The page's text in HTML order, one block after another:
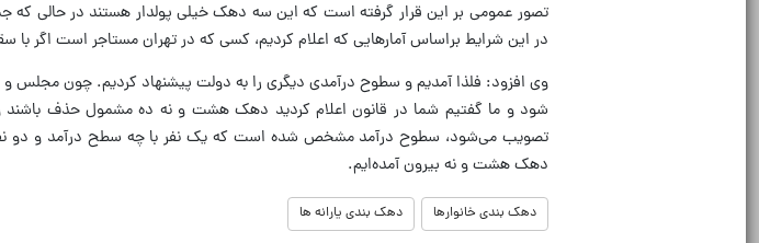
در این شرایط براساس آمارهایی که اعلام کردیم، کسی که در تهران مستاجر است اگر با سقف ۴۰ میلیون درآمد باشد، مشمول حذف
وی افزود: فلذا آمدیم و سطوح درآمدی دیگری را به دولت پیشنهاد کردیم. چون مجلس و
شود و ما گفتیم شما در قانون اعلام کردید دهک هشت و نه ده مشمول حذف باشند
تصویب می‌شود، سطوح درآمد مشخص شده است که یک نفر با چه سطح درآمد و دو نفر با
دهک هشت و نه بیرون آمده‌ایم.
دهک بندی خانوارها دهک بندی یارانه ها